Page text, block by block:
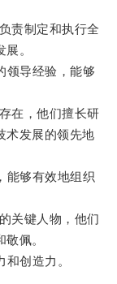
责制定和执行全
。
导经验，能够
在，他们擅长研
术发展的领先地
够有效地组织
关键人物，他们
佩。
创造力。